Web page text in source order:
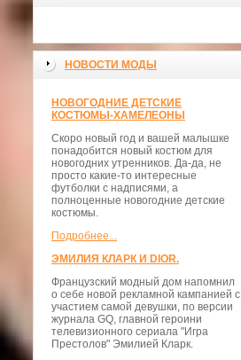
НОВОСТИ МОДЫ
НОВОГОДНИЕ ДЕТСКИЕ
КОСТЮМЫ-ХАМЕЛЕОНЫ
Скоро новый год и вашей малышке
понадобится новый костюм для
новогодних утренников. Да-да, не
просто какие-то интересные
футболки с надписями, а
полноценные новогодние детские
костюмы.
Подробнее...
ЭМИЛИЯ КЛАРК И DIOR.
Французский модный дом напомнил
о себе новой рекламной кампанией с
участием самой девушки, по версии
журнала GQ, главной героини
телевизионного сериала "Игра
Престолов" Эмилией Кларк.